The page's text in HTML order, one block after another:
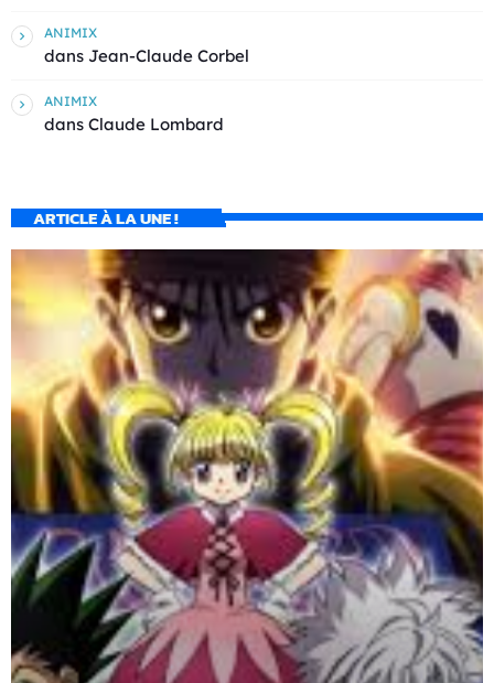
ANIMIX
dans Jean-Claude Corbel
ANIMIX
dans Claude Lombard
ARTICLE À LA UNE !